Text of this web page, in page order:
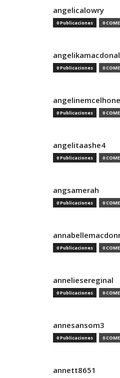
angelicalowry
0 Publicaciones 0
angelikamacdonal
0 Publicaciones 0
angelinemcelhone
0 Publicaciones 0
angelitaashe4
0 Publicaciones 0
angsamerah
0 Publicaciones 0
0 Publicaciones 0
anneliesereginal
0 Publicaciones 0
annesansom3
0 Publicaciones 0
annett8651